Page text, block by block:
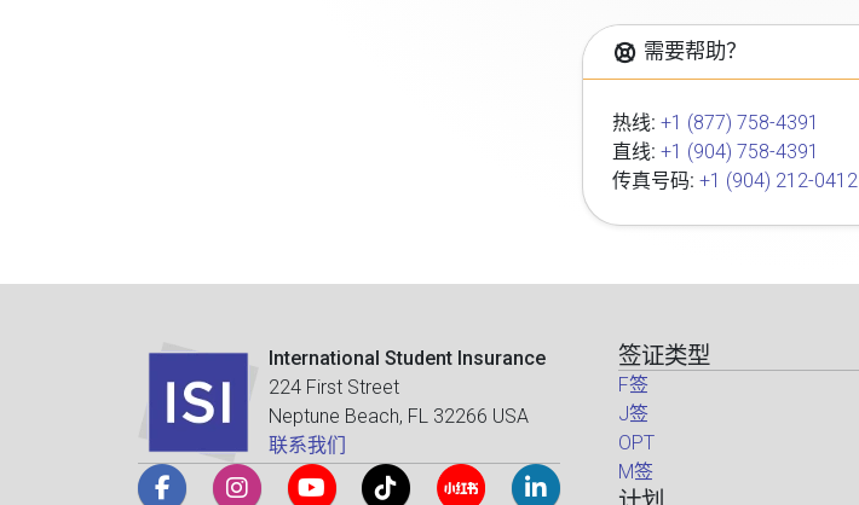
需要帮助？
热线: +1 (877) 758-4391
直线: +1 (904) 758-4391
传真号码: +1 (904) 212-0412
International Student Insurance
224 First Street
Neptune Beach, FL 32266 USA
联系我们
签证类型
F签
J签
OPT
M签